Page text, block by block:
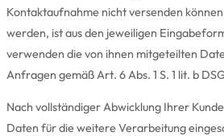
Kontaktaufnahme nicht versenden
werden, ist aus den jeweiligen
verwenden die von ihnen mitgeteilten
Anfragen gemäß Art. 6 Abs. 1 S. 1 lit. b
Nach vollständiger Abwicklung Ihrer
Daten für die weitere Verarbeitung